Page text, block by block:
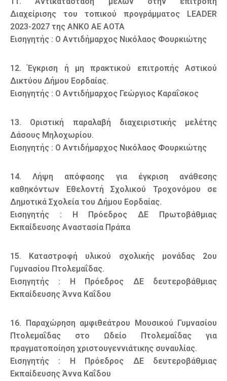
Διαχείρισης του τοπικού προγράμματος LEADER
2023-2027 της ΑΝΚΟ ΑΕ ΑΟΤΑ
Εισηγητής : Ο Αντιδήμαρχος Νικόλαος Φουρκιώτης
12. Έγκριση ή μη πρακτικού επιτροπής Αστικού
Δικτύου Δήμου Εορδαίας.
Εισηγητής : Ο Αντιδήμαρχος Γεώργιος Καραΐσκος
13. Οριστική παραλαβή διαχειριστικής μελέτης
Δάσους Μηλοχωρίου.
Εισηγητής : Ο Αντιδήμαρχος Νικόλαος Φουρκιώτης
14. Λήψη απόφασης για έγκριση ανάθεσης
καθηκόντων Εθελοντή Σχολικού Τροχονόμου σε
Δημοτικά Σχολεία του Δήμου Εορδαίας.
Εισηγητής : Η Πρόεδρος ΔΕ Πρωτοβάθμιας
Εκπαίδευσης Αναστασία Πράπα
15. Καταστροφή υλικού σχολικής μονάδας 2ου
Γυμνασίου Πτολεμαΐδας.
Εισηγητής : Η Πρόεδρος ΔΕ δευτεροβάθμιας
Εκπαίδευσης Άννα Καΐδου
16. Παραχώρηση αμφιθεάτρου Μουσικού Γυμνασίου
Πτολεμαΐδας στο Ωδείο Πτολεμαΐδας για
πραγματοποίηση χριστουγεννιάτικης συναυλίας.
Εισηγητής : Η Πρόεδρος ΔΕ δευτεροβάθμιας
Εκπαίδευσης Άννα Καΐδου